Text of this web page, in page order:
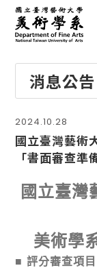
消息公告
2024.10.28
國立臺灣藝術
「書面審查準
國立臺灣
美術學
■ 評分審查項目